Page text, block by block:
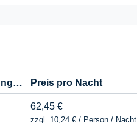
Mindestübernachtungen Preis pro Nacht
62,45 €
zzgl. 10,24 € / Person / Nacht